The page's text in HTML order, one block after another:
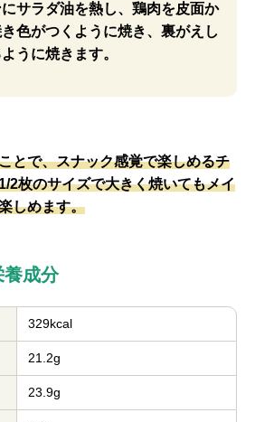
にサラダ油を熱し、鶏肉を皮面か
色がつくように焼き、裏がえし
うに焼きます。
とで、スナック感覚で楽しめるチ
2枚のサイズで大きく焼いてもメイ
しめます。
養成分
329kcal
21.2g
23.9g